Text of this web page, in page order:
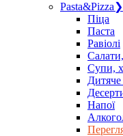
Pasta&Pizza❯
Піца
Паста
Равіолі
Супи,
Напої